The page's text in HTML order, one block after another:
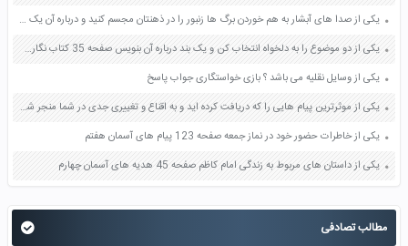
یکی از صدا های آبشار به هم خوردن برگ ها زنبور را در ذهنتان مجسم کنید و درباره آن یک بند بنویسید صفحه 11 نگارش پنجم
یکی از دو موضوع را به دلخواه انتخاب کن و یک بند درباره آن بنویس صفحه 35 کتاب نگارش فارسی سوم
یکی از وسایل نقلیه می باشد ؟ بازی خواستگاری جواب پاسخ
یکی از موثرترین پیام هایی را که دریافت کرده اید و به اقناع و تغییری جدی در شما منجر شده است برسی کنید و علت این تاثیر گذاری قابل توجه را بنویسید صفحه 52 تفکر و سواد رسانه ای دهم
یکی از خاطرات حضور خود در نماز جمعه صفحه 123 پیام های آسمان هفتم
یکی از داستان های مربوط به زندگی امام کاظم صفحه 45 هدیه های آسمان چهارم
مطالب تصادفی